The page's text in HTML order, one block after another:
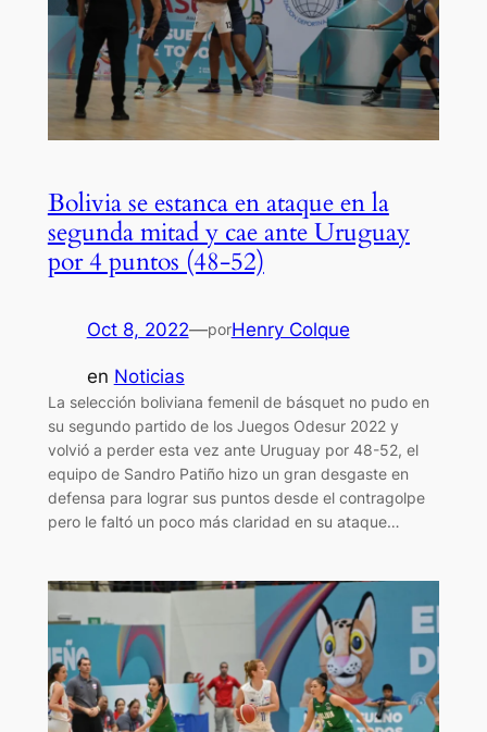
Bolivia se estanca en ataque en la
segunda mitad y cae ante Uruguay
por 4 puntos (48-52)
Oct 8, 2022—porHenry Colque
en Noticias
La selección boliviana femenil de básquet no pudo en
su segundo partido de los Juegos Odesur 2022 y
volvió a perder esta vez ante Uruguay por 48-52, el
equipo de Sandro Patiño hizo un gran desgaste en
defensa para lograr sus puntos desde el contragolpe
pero le faltó un poco más claridad en su ataque…